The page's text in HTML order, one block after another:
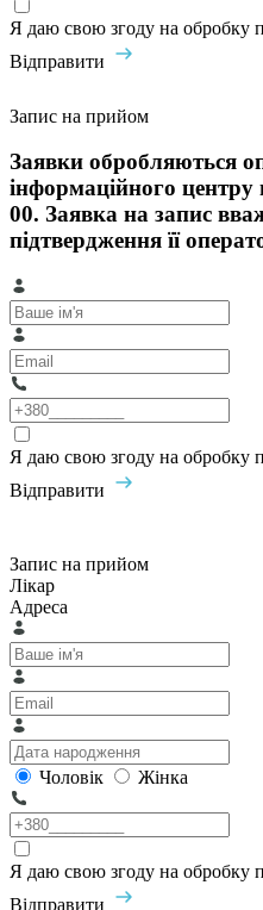
Я даю свою згоду на обробку
Відправити
Запис на прийом
Заявки обробляються
інформаційного центру
00. Заявка на запис
підтвердження її
Я даю свою згоду на обробку
Відправити
Запис на прийом
Лікар
Адреса
Чоловік Жінка
Я даю свою згоду на обробку
Відправити